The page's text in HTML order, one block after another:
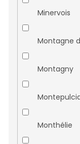
Domaine
Domaine
Finca Ferrer
Francois
Haindl
Minervois
Montagne
Montagny
Monthélie